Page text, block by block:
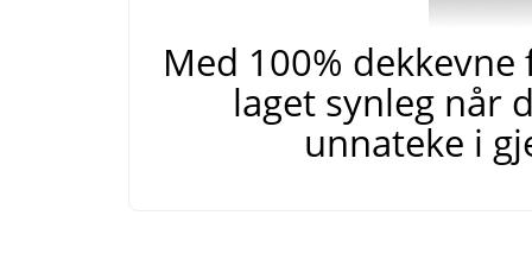
Med 100%
laget synleg når
unnateke i